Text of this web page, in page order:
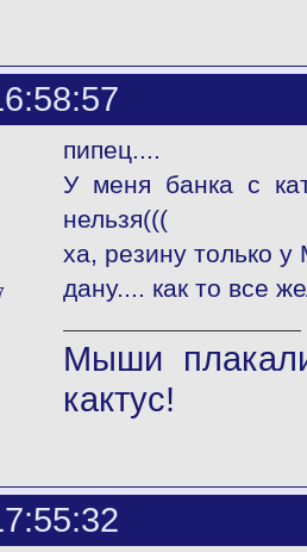
пипец....
У меня банка с
нельзя(((
ха, резину только
дану.... как то все
Мыши
кактус!